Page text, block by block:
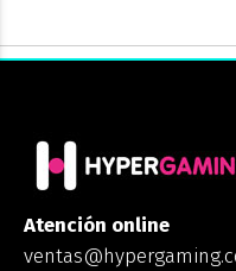
Atención online